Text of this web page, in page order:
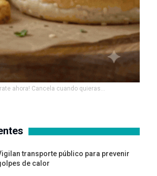
ahora! Cancela cuando quieras...
transporte público para prevenir
de calor